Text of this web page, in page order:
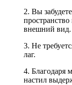
2. Вы
внешний вид.
3. Не
лаг.
4. Благодаря
настил